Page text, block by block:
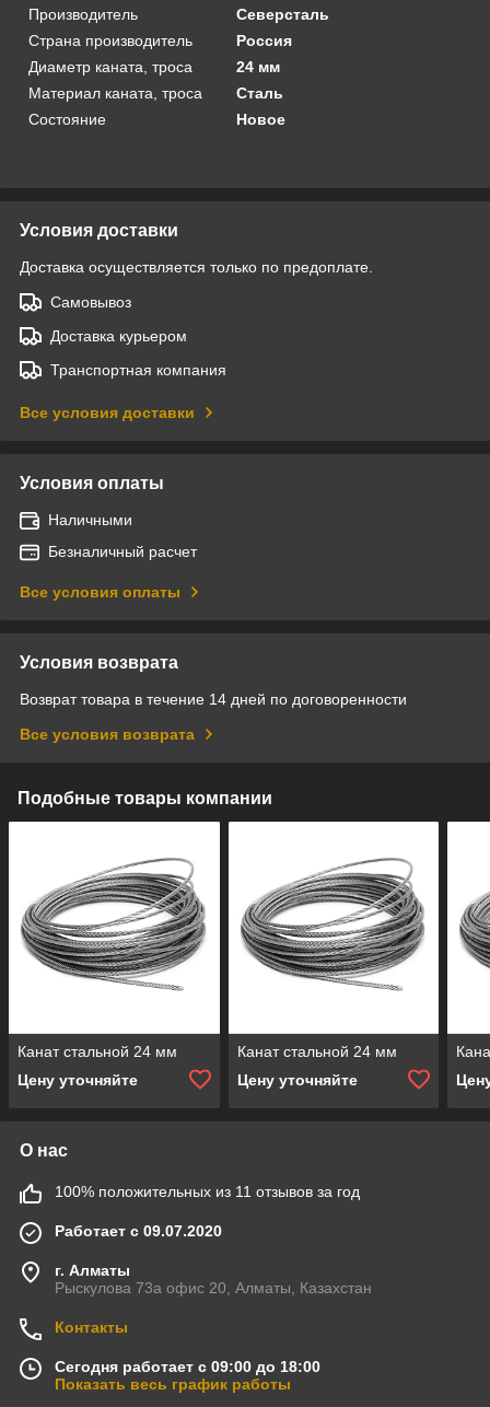
Производитель
Северсталь
Страна производитель
Россия
Диаметр каната, троса
24 мм
Материал каната, троса
Сталь
Состояние
Новое
Условия доставки
Доставка осуществляется только по предоплате.
Самовывоз
Доставка курьером
Транспортная компания
Все условия доставки
Условия оплаты
Наличными
Безналичный расчет
Все условия оплаты
Условия возврата
Возврат товара в течение 14 дней по договоренности
Все условия возврата
Подобные товары компании
Канат стальной 24 мм
Цену уточняйте
Канат стальной 24 мм
Цену уточняйте
О нас
100% положительных из 11 отзывов за год
Работает с 09.07.2020
г. Алматы
Рыскулова 73а офис 20, Алматы, Казахстан
Контакты
Сегодня работает с 09:00 до 18:00
Показать весь график работы